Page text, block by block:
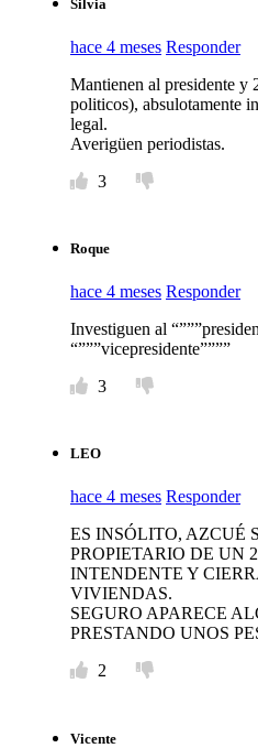
Silvia
hace 4 meses Responder
Mantienen al presidente y
politicos), absulotamente
legal.
Averigüen periodistas.
3
Roque
hace 4 meses Responder
Investiguen al
“”””vicepresidente””””
3
LEO
hace 4 meses Responder
ES INSÓLITO, AZCUÉ
PROPIETARIO DE UN
INTENDENTE Y
VIVIENDAS.
SEGURO APARECE
PRESTANDO UNOS
2
Vicente